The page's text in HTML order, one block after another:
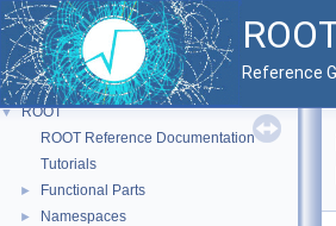
Reference
▼ ROOT
ROOT Reference Documentation
Tutorials
► Functional Parts
► Namespaces